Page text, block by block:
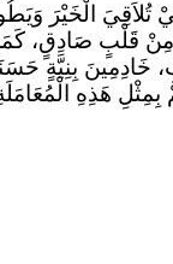
تُلاَقِيَ الْخَيْرَ
مِنْ قَلْبٍ
خَادِمِينَ بِنِيَّةٍ
بِمِثْلِ هَذِهِ